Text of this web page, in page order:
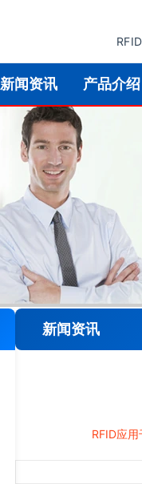
新闻资讯 产品介绍
新闻资讯
RFID应